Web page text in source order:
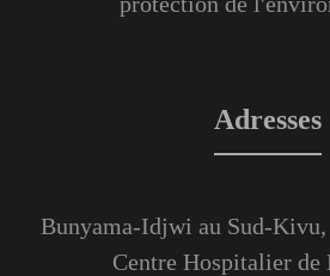
Adresses
Bunyama-Idjwi au Sud-
Centre Hospitalier de